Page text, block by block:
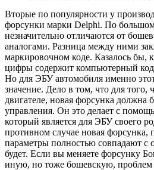
Вторые по популярности у
форсунки марки Delphi. По
незначительно отличаются от
аналогами. Разница между ними
маркировочном коде. Казалось бы,
цифры содержит компьютерный
Но для ЭБУ автомобиля именно
значение. Дело в том, что для того,
двигателе, новая форсунка должна
управления. Он это делает с
который является для ЭБУ своего
противном случае новая форсунка,
параметры полностью совпадают с
будет. Если вы меняете форсунку
иную, но тоже бошевскую, проблем